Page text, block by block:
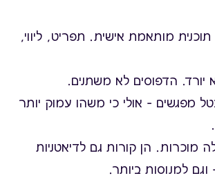
מותאמת אישית. תפריט, ליווי,
הדפוסים לא משתנים.
מפגשים – אולי כי משהו עמוק יותר
מוכרות. הן קורות גם לדיאטניות
למנוסות ביותר.